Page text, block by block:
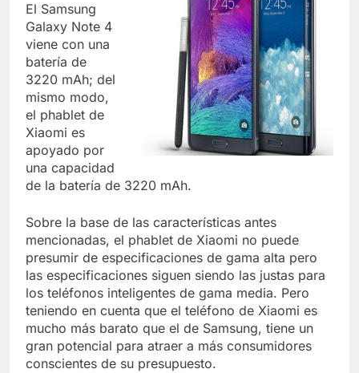
El Samsung
Galaxy Note 4
viene con una
batería de
3220 mAh; del
mismo modo,
el phablet de
Xiaomi es
apoyado por
una capacidad
de la batería de 3220 mAh.
Sobre la base de las características antes
mencionadas, el phablet de Xiaomi no puede
presumir de especificaciones de gama alta pero
las especificaciones siguen siendo las justas para
los teléfonos inteligentes de gama media. Pero
teniendo en cuenta que el teléfono de Xiaomi es
mucho más barato que el de Samsung, tiene un
gran potencial para atraer a más consumidores
conscientes de su presupuesto.